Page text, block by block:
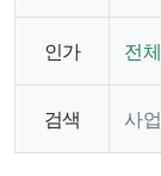
인가 전체
검색